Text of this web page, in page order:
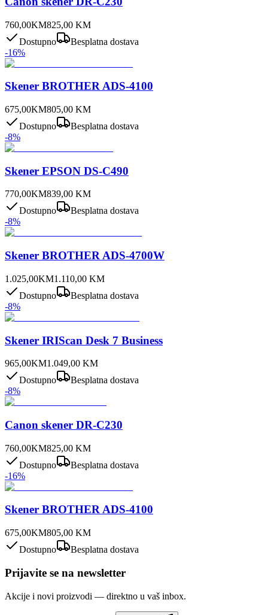
760,00KM825,00 KM
Dostupno
Besplatna dostava
-16%
Skener BROTHER ADS-4100
675,00KM805,00 KM
Dostupno
Besplatna dostava
-8%
Skener EPSON DS-C490
770,00KM839,00 KM
Dostupno
Besplatna dostava
-8%
Skener BROTHER ADS-4700W
1.025,00KM1.110,00 KM
Dostupno
Besplatna dostava
-8%
Skener IRIScan Desk 7 Business
965,00KM1.049,00 KM
Dostupno
Besplatna dostava
-8%
Canon skener DR-C230
760,00KM825,00 KM
Dostupno
Besplatna dostava
-16%
Skener BROTHER ADS-4100
675,00KM805,00 KM
Dostupno
Besplatna dostava
Prijavite se na newsletter
Akcije i novi proizvodi — direktno u vaš inbox.